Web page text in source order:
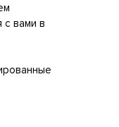
с вами в